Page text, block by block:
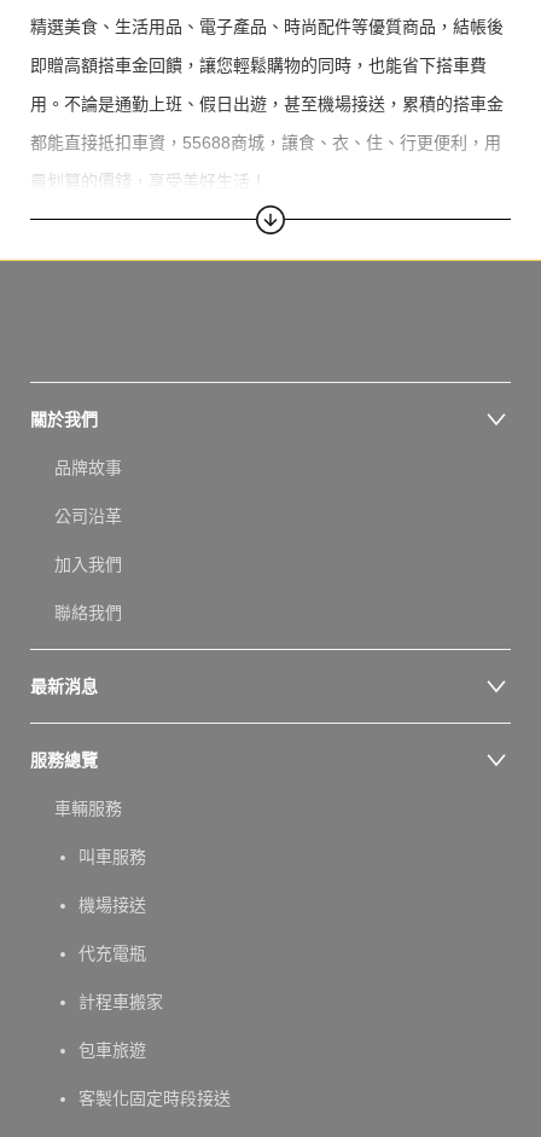
精選美食、生活用品、電子產品、時尚配件等優質商品，結帳後
即贈高額搭車金回饋，讓您輕鬆購物的同時，也能省下搭車費
用。不論是通勤上班、假日出遊，甚至機場接送，累積的搭車金
都能直接抵扣車資，55688商城，讓食、衣、住、行更便利，用
最划算的價錢，享受美好生活！
關於我們
品牌故事
公司沿革
加入我們
聯絡我們
最新消息
服務總覽
車輛服務
叫車服務
機場接送
代充電瓶
計程車搬家
包車旅遊
客製化固定時段接送